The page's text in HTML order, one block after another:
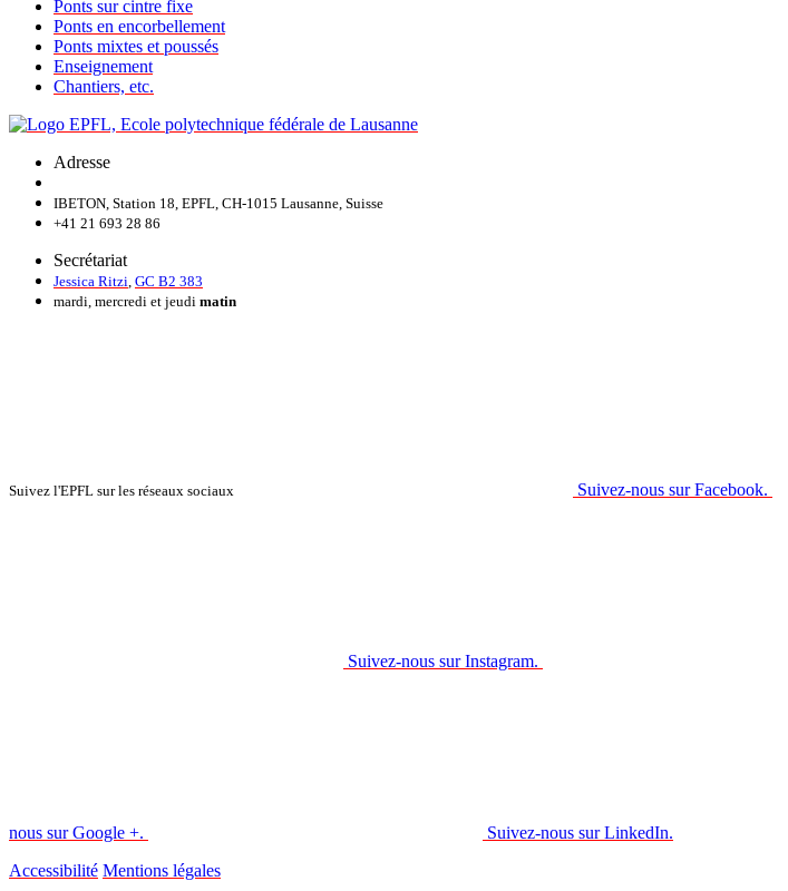
Ponts sur cintre fixe
Ponts en encorbellement
Ponts mixtes et poussés
Enseignement
Chantiers, etc.
Adresse
IBETON, Station 18, EPFL, CH-1015 Lausanne, Suisse
+41 21 693 28 86
Secrétariat
Jessica Ritzi GC B2 383
mardi, mercredi et jeudi matin
Suivez l'EPFL sur les réseaux sociaux Suivez-nous sur Facebook.
Suivez-nous sur Instagram.
nous sur Google +.
Suivez-nous sur LinkedIn.
Accessibilité Mentions légales